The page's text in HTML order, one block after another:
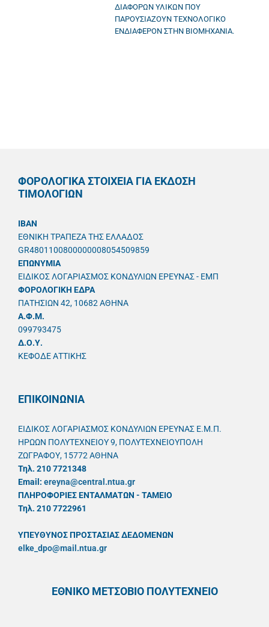
ΔΙΑΦΟΡΩΝ ΥΛΙΚΩΝ ΠΟΥ
ΠΑΡΟΥΣΙΑΖΟΥΝ ΤΕΧΝΟΛΟΓΙΚΟ
ΕΝΔΙΑΦΕΡΟΝ ΣΤΗΝ ΒΙΟΜΗΧΑΝΙΑ.
ΦΟΡΟΛΟΓΙΚΑ ΣΤΟΙΧΕΙΑ ΓΙΑ ΕΚΔΟΣΗ
ΤΙΜΟΛΟΓΙΩΝ
IBAN
ΕΘΝΙΚΗ ΤΡΑΠΕΖΑ ΤΗΣ ΕΛΛΑΔΟΣ
GR4801100800000008054509859
ΕΠΩΝΥΜΙΑ
ΕΙΔΙΚΟΣ ΛΟΓΑΡΙΑΣΜΟΣ ΚΟΝΔΥΛΙΩΝ ΕΡΕΥΝΑΣ - ΕΜΠ
ΦΟΡΟΛΟΓΙΚΗ ΕΔΡΑ
ΠΑΤΗΣΙΩΝ 42, 10682 ΑΘΗΝΑ
A.Φ.Μ.
099793475
Δ.Ο.Υ.
ΚΕΦΟΔΕ ΑΤΤΙΚΗΣ
ΕΠΙΚΟΙΝΩΝΙΑ
ΕΙΔΙΚΟΣ ΛΟΓΑΡΙΑΣΜΟΣ ΚΟΝΔΥΛΙΩΝ ΕΡΕΥΝΑΣ Ε.Μ.Π.
ΗΡΩΩΝ ΠΟΛΥΤΕΧΝΕΙΟΥ 9, ΠΟΛΥΤΕΧΝΕΙΟΥΠΟΛΗ
ΖΩΓΡΑΦΟΥ, 15772 ΑΘΗΝΑ
Τηλ. 210 7721348
Email: ereyna@central.ntua.gr
ΠΛΗΡΟΦΟΡΙΕΣ ΕΝΤΑΛΜΑΤΩΝ - ΤΑΜΕΙΟ
Τηλ. 210 7722961
ΥΠΕΥΘYΝΟΣ ΠΡΟΣΤΑΣΙΑΣ ΔΕΔΟΜΕΝΩΝ
elke_dpo@mail.ntua.gr
ΕΘΝΙΚΟ ΜΕΤΣΟΒΙΟ ΠΟΛΥΤΕΧΝΕΙΟ